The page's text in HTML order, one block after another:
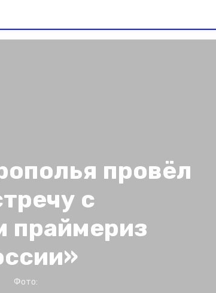
провёл
с
праймериз
Фото: